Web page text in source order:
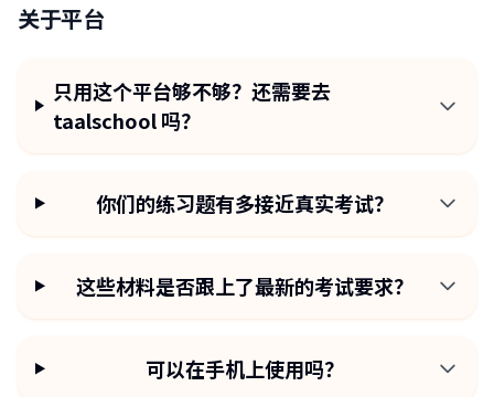
关于平台
只用这个平台够不够？还需要去
taalschool 吗？
你们的练习题有多接近真实考试？
这些材料是否跟上了最新的考试要求？
可以在手机上使用吗？